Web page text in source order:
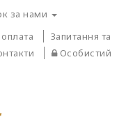
за нами
Запитання та
Особистий